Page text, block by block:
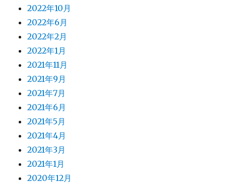
2022年10月
2022年6月
2022年2月
2022年1月
2021年11月
2021年9月
2021年7月
2021年6月
2021年5月
2021年4月
2021年3月
2021年1月
2020年12月